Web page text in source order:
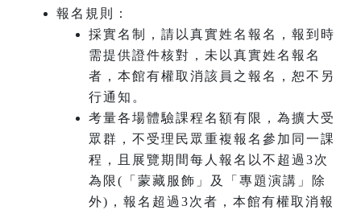
報名規則：
採實名制，請以真實姓名報名， 報到 時
需提供證件核對，未以真實姓名報名
者，本館有權取消該員之報名，恕不另
行通知。
考量各場體驗課程名額有限，為擴大受
眾群，不受理民眾重複報名參加同一課
程，且展覽期間每人報名以不超過3次
為限(「蒙藏服飾」及「專題演講」除
外)，報名超過3次者，本館有權取消報